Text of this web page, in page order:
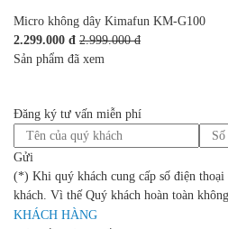
Micro không dây Kimafun KM-G100
2.299.000 đ 2.999.000 đ
Sản phẩm đã xem
Đăng ký tư vấn miễn phí
Gửi
(*) Khi quý khách cung cấp số điện
khách. Vì thế Quý khách hoàn toàn
KHÁCH HÀNG